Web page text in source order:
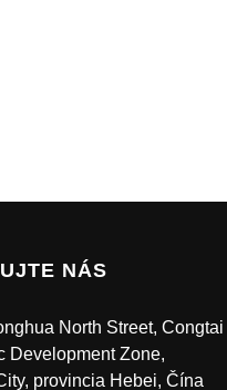
NÁS
North Street, Congtai
Development Zone,
provincia Hebei, Čína